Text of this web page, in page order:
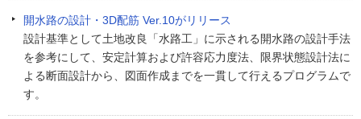
開水路の設計・3D配筋 Ver.10がリリース
設計基準として土地改良「水路工」に示される開水路の設計手法
を参考にして、安定計算および許容応力度法、限界状態設計法に
よる断面設計から、図面作成までを一貫して行えるプログラムで
す。